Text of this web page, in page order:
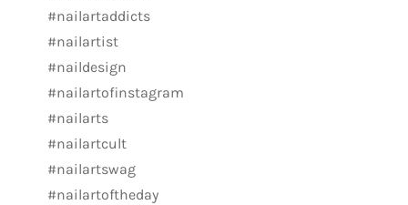
#nailartaddicts
#nailartist
#naildesign
#nailartofinstagram
#nailarts
#nailartcult
#nailartswag
#nailartoftheday